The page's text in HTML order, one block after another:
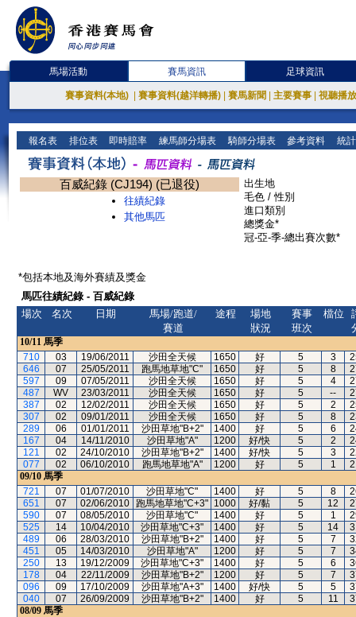
馬場活動 賽馬資訊 足球資訊
賽事資料(本地) 賽事資料(越洋轉播) 賽馬新聞 主要賽事 視聽播
報名表 排位表 即時賠率 練馬師分場表 騎師分場表 參考資料 統
百威紀錄 (CJ194) (已退役)
往績紀錄
其他馬匹
出生地
毛色 / 性別
進口類別
總獎金*
冠-亞-季-總出賽次數*
*包括本地及海外賽績及獎金
馬匹往績紀錄 - 百威紀錄
場次
名次 日期
馬場/跑道/
賽道
途程
場地
狀況
賽事
班次
檔位
10/11 馬季
710
03 19/06/2011 沙田全天候 1650 好 5 3
646
07 25/05/2011 跑馬地草地"C" 1650 好 5 8
597
09 07/05/2011 沙田全天候 1650 好 5 4
487
WV 23/03/2011 沙田全天候 1650 好 5 --
387
02 12/02/2011 沙田全天候 1650 好 5 2
307
02 09/01/2011 沙田全天候 1650 好 5 8
289
06 01/01/2011 沙田草地"B+2" 1400 好 5 6
167
04 14/11/2010 沙田草地"A" 1200 好/快 5 2
121
02 24/10/2010 沙田草地"B+2" 1400 好/快 5 3
077
02 06/10/2010 跑馬地草地"A" 1200 好 5 1
09/10 馬季
721
07 01/07/2010 沙田草地"C" 1400 好 5 8
651
07 02/06/2010 跑馬地草地"C+3" 1000 好/黏 5 12
590
07 08/05/2010 沙田草地"C" 1400 好 5 1
525
14 10/04/2010 沙田草地"C+3" 1400 好 5 14
489
06 28/03/2010 沙田草地"B+2" 1400 好 5 7
451
05 14/03/2010 沙田草地"A" 1200 好 5 7
250
13 19/12/2009 沙田草地"C+3" 1400 好 5 6
178
04 22/11/2009 沙田草地"B+2" 1200 好 5 7
096
09 17/10/2009 沙田草地"A+3" 1400 好/快 5 5
040
07 26/09/2009 沙田草地"B+2" 1400 好 5 11
08/09 馬季